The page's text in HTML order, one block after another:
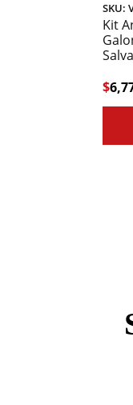
SKU:
Kit
$